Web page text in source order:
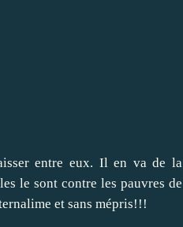
entre eux. Il en va de la
le sont contre les pauvres de
et sans mépris!!!